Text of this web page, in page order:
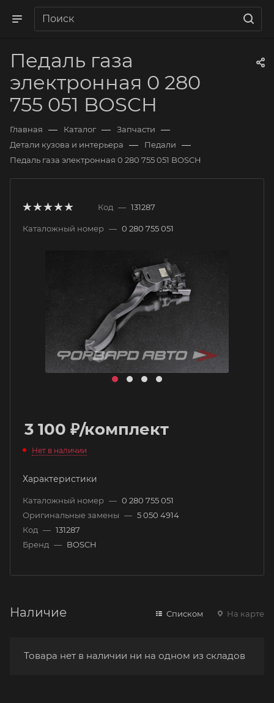
Педаль газа
электронная 0 280
755 051 BOSCH
Главная — Каталог — Запчасти —
Детали кузова и интерьера — Педали —
Педаль газа электронная 0 280 755 051 BOSCH
Код — 131287
Каталожный номер — 0 280 755 051
3 100 ₽/комплект
Нет в наличии
Характеристики
Каталожный номер — 0 280 755 051
Оригинальные замены — 5 050 4914
Код — 131287
Бренд — BOSCH
Наличие Списком На карте
Товара нет в наличии ни на одном из складов